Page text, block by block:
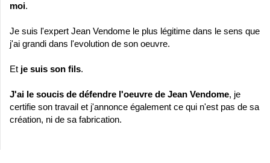
moi.
Je suis l'expert Jean Vendome le plus légitime dans le sens que
j'ai grandi dans l'evolution de son oeuvre.
Et je suis son fils.
J'ai le soucis de défendre l'oeuvre de Jean Vendome, je
certifie son travail et j'annonce également ce qui n'est pas de sa
création, ni de sa fabrication.